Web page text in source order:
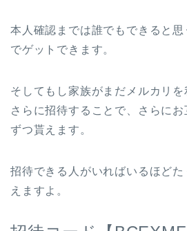
本人確認までは誰でもできると
でゲットできます。
そしてもし家族がまだメルカリ
さらに招待することで、さらに
ずつ貰えます。
招待できる人がいればいるほど
えますよ。